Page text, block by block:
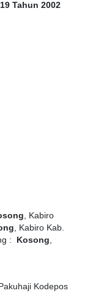
Tahun 2002
, Kabiro
, Kabiro Kab.
: Kosong,
Kodepos